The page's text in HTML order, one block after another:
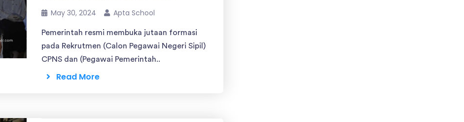
May 30, 2024 Apta School
Pemerintah resmi membuka jutaan formasi
pada Rekrutmen (Calon Pegawai Negeri Sipil)
CPNS dan (Pegawai Pemerintah..
Read More